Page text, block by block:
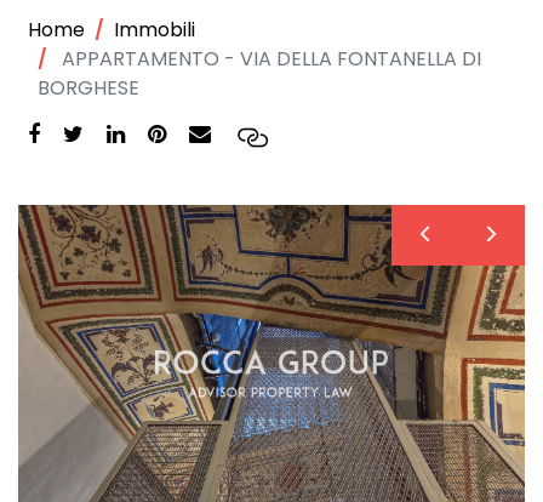
Home
Immobili
APPARTAMENTO - VIA DELLA FONTANELLA DI
BORGHESE